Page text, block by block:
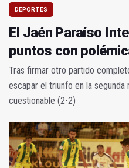
DEPORTES
El Jaén Paraíso
puntos con
Tras firmar otro partido
escapar el triunfo en la
cuestionable (2-2)